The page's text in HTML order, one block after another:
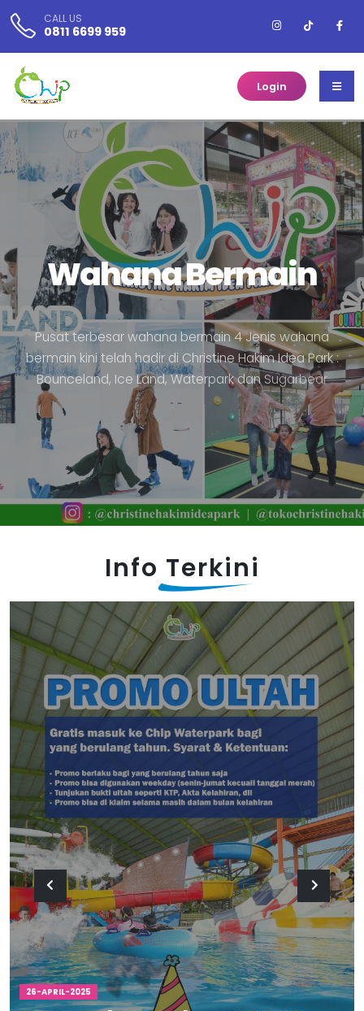
CALL US
0811 6699 959
Login
Wahana Bermain
Pusatterbesarwahana bermain4Jenis wahana
bermain kini telah hadir di Christine HakimIdeaPark:
Bounceland, Ice Land,WaterparkdanSugarbear
Info Terkini